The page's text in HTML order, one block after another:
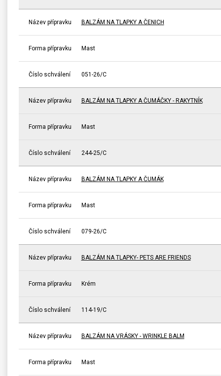
Název přípravku BALZÁM NA TLAPKY A ČENICH
Forma přípravku Mast
Číslo schválení 051-26/C
Název přípravku BALZÁM NA TLAPKY A ČUMÁČKY - RAKYTNÍK
Forma přípravku Mast
Číslo schválení 244-25/C
Název přípravku BALZÁM NA TLAPKY A ČUMÁK
Forma přípravku Mast
Číslo schválení 079-26/C
Název přípravku BALZÁM NA TLAPKY- PETS ARE FRIENDS
Forma přípravku Krém
Číslo schválení 114-19/C
Název přípravku BALZÁM NA VRÁSKY - WRINKLE BALM
Forma přípravku Mast